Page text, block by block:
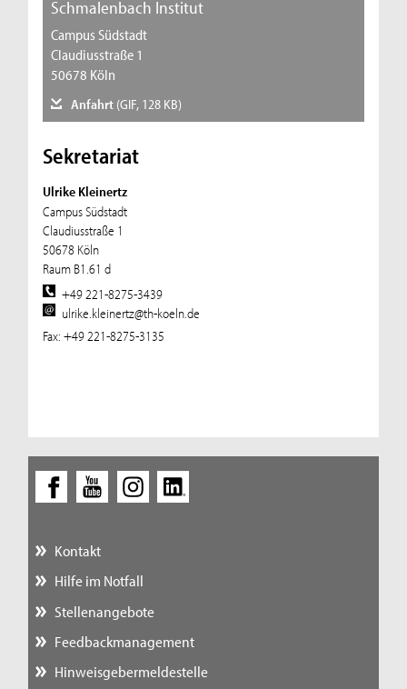
Schmalenbach Institut
Campus Südstadt
Claudiusstraße 1
50678 Köln
Anfahrt (GIF, 128 KB)
Sekretariat
Ulrike Kleinertz
Campus Südstadt
Claudiusstraße 1
50678 Köln
Raum B1.61 d
+49 221-8275-3439
ulrike.kleinertz@th-koeln.de
Fax: +49 221-8275-3135
Kontakt
Hilfe im Notfall
Stellenangebote
Feedbackmanagement
Hinweisgebermeldestelle